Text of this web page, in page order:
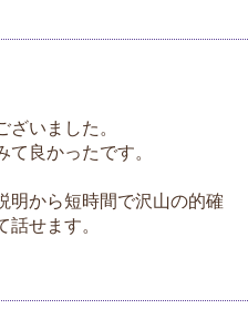
いました。
良かったです。
明から短時間で沢山の的確
せます。